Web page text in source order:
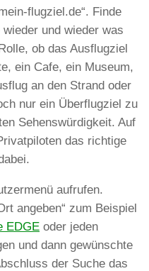
flugziel.de“. Finde
und wieder was
ob das Ausflugziel
ein Cafe, ein Museum,
an den Strand oder
nur ein Überflugziel zu
Sehenswürdigkeit. Auf
das richtige
aufrufen.
angeben“ zum Beispiel
EDGE oder jeden
und dann gewünschte
der Suche das